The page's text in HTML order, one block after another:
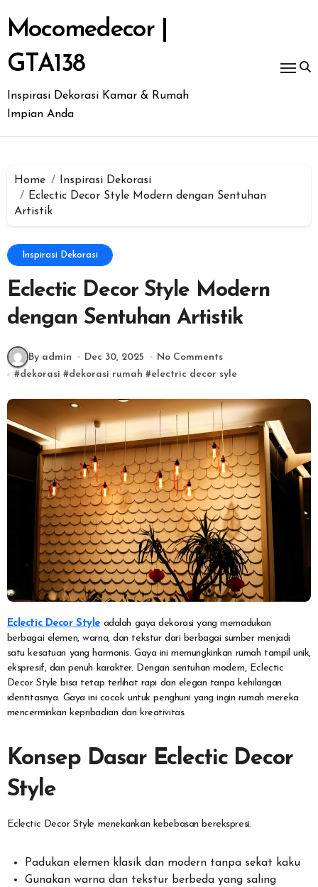
to
content
Mocomedecor |
GTA138
Inspirasi Dekorasi Kamar & Rumah
Impian Anda
Home
Inspirasi Dekorasi
Eclectic Decor Style Modern dengan Sentuhan
Artistik
Inspirasi Dekorasi
Eclectic Decor Style Modern
dengan Sentuhan Artistik
By admin Dec 30, 2025
No Comments
#dekorasi #dekorasi rumah #electric decor syle
Eclectic Decor Styleadalah gaya dekorasi yang memadukan
berbagai elemen, warna, dan tekstur dari berbagai sumber menjadi
satu kesatuan yang harmonis. Gaya ini memungkinkan rumah tampil unik,
ekspresif, dan penuh karakter. Dengan sentuhan modern, Eclectic
Decor Style bisa tetap terlihat rapi dan elegan tanpa kehilangan
identitasnya. Gaya ini cocok untuk penghuni yang ingin rumah mereka
mencerminkan kepribadian dan kreativitas.
Konsep Dasar Eclectic Decor
Style
Eclectic Decor Style menekankan kebebasan berekspresi.
Padukan elemen klasik dan modern tanpa sekat kaku
Gunakan warna dan tekstur berbeda yang saling